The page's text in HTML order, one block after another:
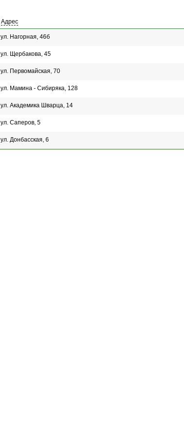
Адрес
ул. Нагорная, 46б
ул. Щербакова, 45
ул. Первомайская, 70
ул. Мамина - Сибиряка, 128
ул. Академика Шварца, 14
ул. Саперов, 5
ул. Донбасская, 6